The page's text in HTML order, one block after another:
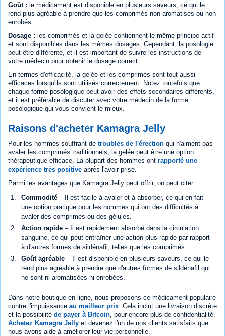
Goût : le médicament est disponible en plusieurs saveurs, ce qui le
rend plus agréable à prendre que les comprimés non aromatisés ou non
enrobés.
Dosage : les comprimés et la gelée contiennent le même principe actif
et sont disponibles dans les mêmes dosages. Cependant, la posologie
peut être différente, et il est important de suivre les instructions de
votre médecin pour obtenir le dosage correct.
En termes d'efficacité, la gelée et les comprimés sont tout aussi
efficaces lorsqu'ils sont utilisés correctement. Notez toutefois que
chaque forme posologique peut avoir des effets secondaires différents,
et il est préférable de discuter avec votre médecin de la forme
posologique qui vous convient le mieux.
Raisons d'acheter Kamagra Jelly
Pour les hommes souffrant de troubles de l'érection qui n'aiment pas
avaler les comprimés traditionnels, la gelée peut être une option
thérapeutique efficace. La plupart des hommes ont rapporté une
expérience très positive après l'avoir prise.
Parmi les avantages que Kamagra Jelly peut offrir, on peut citer :
Commodité – Il est facile à avaler et à absorber, ce qui en fait
une option pratique pour les hommes qui ont des difficultés à
avaler des comprimés ou des gélules.
Action rapide – Il est rapidement absorbé dans la circulation
sanguine, ce qui peut entraîner une action plus rapide par rapport
à d'autres formes de sildénafil, telles que les comprimés.
Goût agréable – Il est disponible en plusieurs saveurs, ce qui le
rend plus agréable à prendre que d'autres formes de sildénafil qui
ne sont ni aromatisées ni enrobées.
Dans notre boutique en ligne, nous proposons ce médicament populaire
contre l'impuissance au meilleur prix . Cela inclut une livraison discrète
et la possibilité de payer à Bitcoin , pour encore plus de confidentialité.
Achetez Kamagra Jelly et devenez l'un de nos clients satisfaits que
nous avons aidé à améliorer leur vie personnelle.